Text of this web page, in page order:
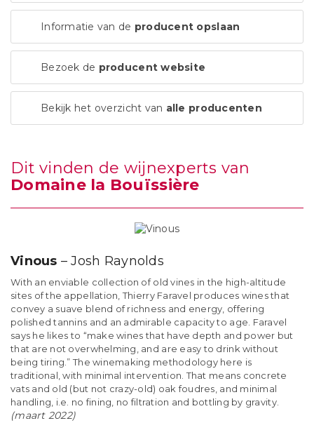
Informatie van de producent opslaan
Bezoek de producent website
Bekijk het overzicht van alle producenten
Dit vinden de wijnexperts van
Domaine la Bouïssière
Vinous – Josh Raynolds
With an enviable collection of old vines in the high-altitude
sites of the appellation, Thierry Faravel produces wines that
convey a suave blend of richness and energy, offering
polished tannins and an admirable capacity to age. Faravel
says he likes to “make wines that have depth and power but
that are not overwhelming, and are easy to drink without
being tiring.” The winemaking methodology here is
traditional, with minimal intervention. That means concrete
vats and old (but not crazy-old) oak foudres, and minimal
handling, i.e. no fining, no filtration and bottling by gravity.
(maart 2022)